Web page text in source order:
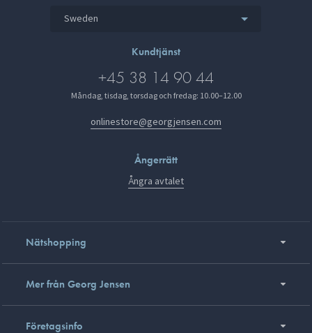
Sweden
Kundtjänst
+45 38 14 90 44
Måndag, tisdag, torsdag och fredag: 10.00–12.00
onlinestore@georgjensen.com
Ångerrätt
Ångra avtalet
Nätshopping
Mer från Georg Jensen
Företagsinfo